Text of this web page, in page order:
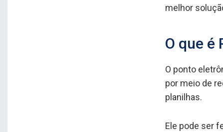
melhor
O que é
O ponto
por meio de
planilhas.
Ele pode ser